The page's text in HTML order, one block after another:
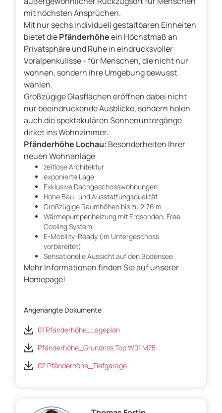
mit höchsten Ansprüchen.
Mit nur sechs individuell gestaltbaren Einheiten
bietet diePfänderhöheein Höchstmaß an
Privatsphäre und Ruhe in eindrucksvoller
Voralpenkulisse - für Menschen, die nicht nur
wohnen, sondern ihre Umgebung bewusst
wählen.
Großzügige Glasflächen eröffnen dabei nicht
nur beeindruckende Ausblicke, sondern holen
auch die spektakulären Sonnenuntergänge
dirket ins Wohnzimmer.
Pfänderhöhe Lochau: Besonderheiten Ihrer
neuen Wohnanlage
zeitlose Architektur
exponierte Lage
Exklusive Dachgeschosswohnungen
Hohe Bau- und Ausstattungsqualität
Großzügige Raumhöhen bis zu 2,76 m
Wärmepumpenheizung mit Erdsonden, Free
Cooling System
E-Mobility-Ready (im Untergeschoss
vorbereitet)
Sensationelle Aussicht auf den Bodensee
Mehr Informationen finden Sie auf unserer
Homepage!
Angehängte Dokumente
01 Pfänderhöhe_Lageplan
Pfänderhöhe_Grundriss Top W01 M75
02 Pfänderhöhe_Tiefgarage